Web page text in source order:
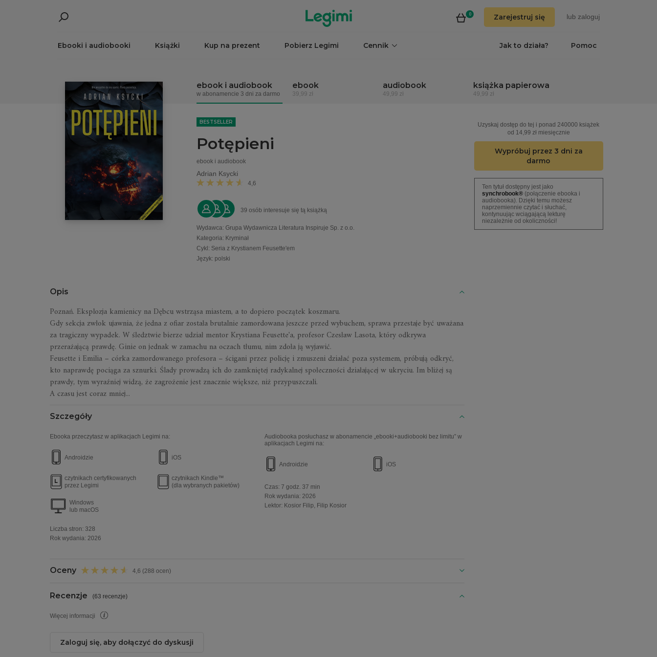
0 Zarejestruj się lub zaloguj
Ebooki i audiobooki Książki Kup na prezent Pobierz Legimi Cennik Pomoc
Jak to działa?
ebook i audiobook
w abonamencie 3 dni za darmo
ebook
39,99 zł
audiobook
49,99 zł
książka papierowa
49,99 zł
BESTSELLER
Potępieni
ebook i audiobook
Adrian Ksycki
4,6
Uzyskaj dostęp do tej i ponad 240000 książek
od 14,99 zł miesięcznie
Wypróbuj przez 3 dni za
darmo
Ten tytuł dostępny jest jako
synchrobook®(połączenie ebooka i
audiobooka). Dzięki temu możesz
naprzemiennie czytać i słuchać,
kontynuując wciągającą lekturę
niezależnie od okoliczności!
39 osób interesuje się tą książką
Wydawca: Grupa Wydawnicza Literatura Inspiruje Sp. z o.o.
Kategoria: Kryminał
Cykl : Seria z Krystianem Feusette'em
Język: polski
Opis
Poznań. Eksplozja kamienicy na Dębcu wstrząsa miastem, a to dopiero początek koszmaru.
Gdy sekcja zwłok ujawnia, że jedna z ofiar została brutalnie zamordowana jeszcze przed wybuchem, sprawa przestaje być uważana
za tragiczny wypadek. W śledztwie bierze udział mentor Krystiana Feusette'a, profesor Czesław Lasota, który odkrywa
przerażającą prawdę. Ginie on jednak w zamachu na oczach tłumu, nim zdoła ją wyjawić.
Feusette i Emilia – córka zamordowanego profesora – ścigani przez policję i zmuszeni działać poza systemem, próbują odkryć,
kto naprawdę pociąga za sznurki. Ślady prowadzą ich do zamkniętej radykalnej społeczności działającej w ukryciu. Im bliżej są
prawdy, tym wyraźniej widzą, że zagrożenie jest znacznie większe, niż przypuszczali.
A czasu jest coraz mniej...
Szczegóły
Ebooka przeczytasz w aplikacjach Legimi na:
Androidzie iOS
czytnikach certyfikowanych
przez Legimi
czytnikach Kindle™
(dla wybranych pakietów)
Windows
lub macOS
Liczba stron: 328
Rok wydania: 2026
Audiobooka posłuchasz w abonamencie „ebooki+audiobooki bez limitu” w
aplikacjach Legimi na:
Androidzie iOS
Czas: 7 godz. 37 min
Rok wydania: 2026
Lektor: Kosior Filip Filip Kosior
Oceny 4,6 (288 ocen)
Recenzje (63 recenzje)
Więcej informacji
Zaloguj się, aby dołączyć do dyskusji